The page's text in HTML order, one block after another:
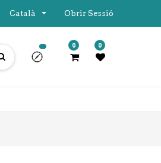
Català Obrir Sessió
0 0